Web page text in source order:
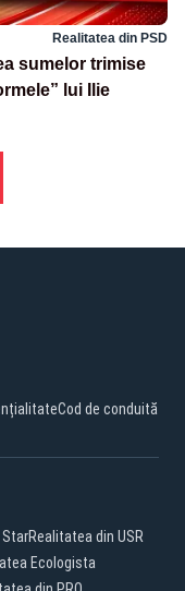
Realitatea din PSD
sumelor trimise
lui Ilie
Cod de conduită
Realitatea din USR
Ecologista